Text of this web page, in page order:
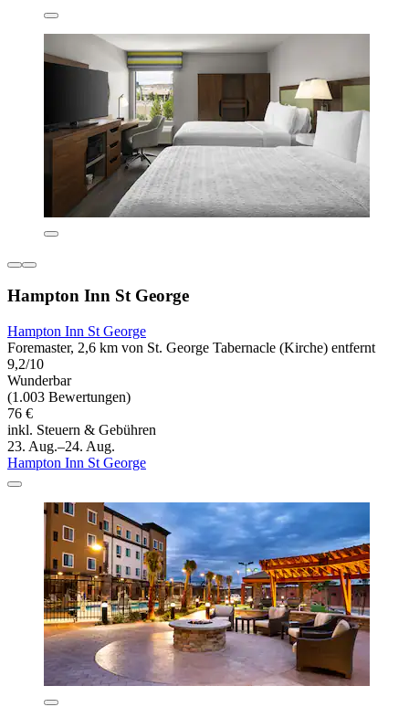
Hampton Inn St George
Hampton Inn St George
Foremaster, 2,6 km von St. George Tabernacle (Kirche) entfernt
9,2/10
Wunderbar
(1.003 Bewertungen)
76 €
inkl. Steuern & Gebühren
23. Aug.–24. Aug.
Hampton Inn St George